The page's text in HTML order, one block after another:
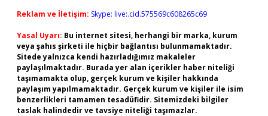
Reklam ve İletişim: Skype: live:.cid.575569c608265c69
Yasal Uyarı: Bu internet sitesi, herhangi bir marka, kurum
veya şahıs şirketi ile hiçbir bağlantısı bulunmamaktadır.
Sitede yalnızca kendi hazırladığımız makaleler
paylaşılmaktadır. Burada yer alan içerikler haber niteliği
taşımamakta olup, gerçek kurum ve kişiler hakkında
paylaşım yapılmamaktadır. Gerçek kurum ve kişiler ile isim
benzerlikleri tamamen tesadüfidir. Sitemizdeki bilgiler
taslak halindedir ve tavsiye niteliği taşımazlar.